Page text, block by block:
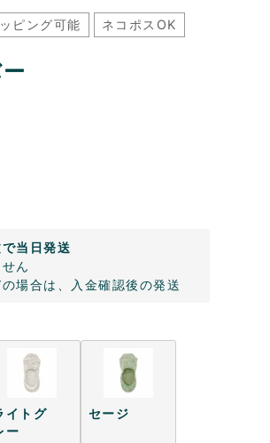
ピング可能 ネコポスOK
当日発送
ん
場合は、入金確認後の発送
イトグ
ー
セージ